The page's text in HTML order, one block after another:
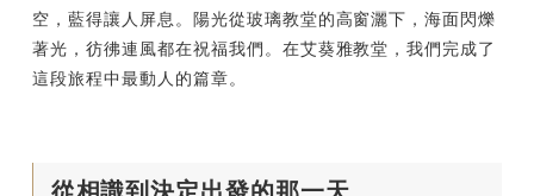
空，藍得讓人屏息。陽光從玻璃教堂的高窗灑下，海面閃爍
著光，彷彿連風都在祝福我們。在艾葵雅教堂，我們完成了
這段旅程中最動人的篇章。